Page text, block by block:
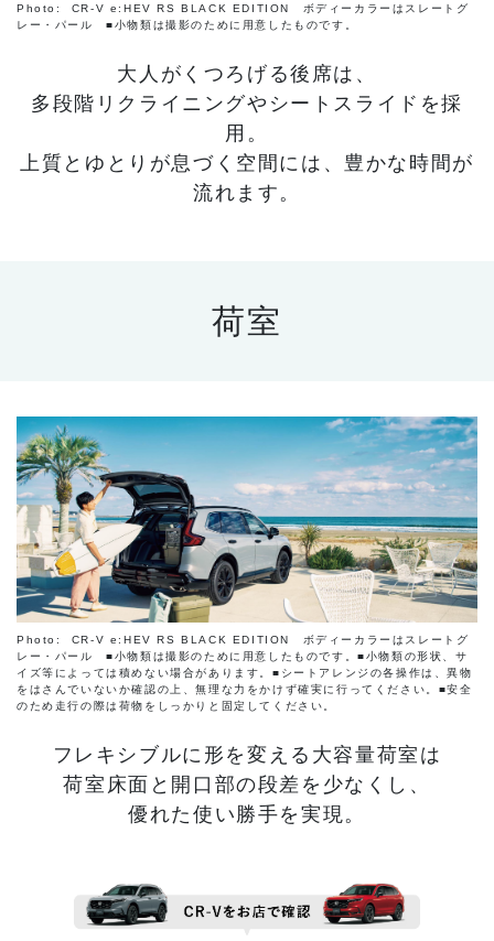
Photo: CR-V e:HEV RS BLACK EDITION ボディーカラーはスレートグ
レー・パール ■小物類は撮影のために用意したものです。
大人がくつろげる後席は、
多段階リクライニングやシートスライドを採
用。
上質とゆとりが息づく空間には、豊かな時間が
流れます。
荷室
Photo: CR-V e:HEV RS BLACK EDITION ボディーカラーはスレートグ
レー・パール ■小物類は撮影のために用意したものです。■小物類の形状、サ
イズ等によっては積めない場合があります。■シートアレンジの各操作は、異物
をはさんでいないか確認の上、無理な力をかけず確実に行ってください。■安全
のため走行の際は荷物をしっかりと固定してください。
フレキシブルに形を変える大容量荷室は
荷室床面と開口部の段差を少なくし、
優れた使い勝手を実現。